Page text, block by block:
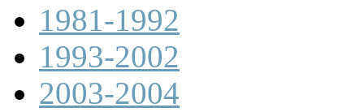
1981-1992
1993-2002
2003-2004